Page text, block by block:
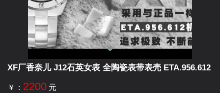
XF厂香奈儿 J12石英女表 全陶瓷表带表壳 ETA.956.612
￥： 2200 元